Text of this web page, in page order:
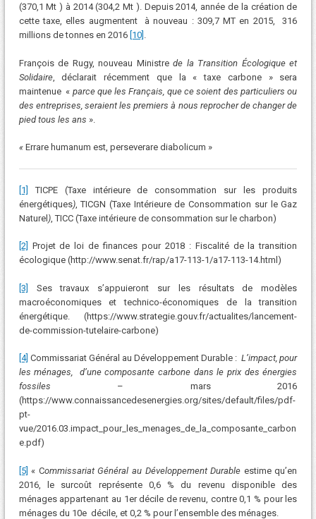
(370,1 Mt ) à 2014 (304,2 Mt ). Depuis 2014, année de la création de
cette taxe, elles augmentent à nouveau : 309,7 MT en 2015, 316
millions de tonnes en 2016 [10] .
François de Rugy, nouveau Ministrede la Transition Écologique et
Solidaire, déclarait récemment que la « taxe carbone » sera
maintenue « parce que les Français, que ce soient des particuliers ou
des entreprises, seraient les premiers à nous reprocher de changer de
pied tous les ans ».
« Errare humanum est, perseverare diabolicum »
[1]
TICPE (Taxe intérieure de consommation sur les produits
énergétiques), TICGN (Taxe Intérieure de Consommation sur le Gaz
Naturel), TICC (Taxe intérieure de consommation sur le charbon)
[2] Projet de loi de finances pour 2018 : Fiscalité de la transition
écologique (http://www.senat.fr/rap/a17-113-1/a17-113-14.html)
[3]
Ses travaux s’appuieront sur les résultats de modèles
macroéconomiques et technico-économiques de la transition
énergétique. (https://www.strategie.gouv.fr/actualites/lancement-
de-commission-tutelaire-carbone)
[4] Commissariat Général au Développement Durable :L’impact, pour
les ménages, d’une composante carbone dans le prix des énergies
fossiles – mars 2016
(https://www.connaissancedesenergies.org/sites/default/files/pdf-
pt-
vue/2016.03.impact_pour_les_menages_de_la_composante_carbon
e.pdf)
[5] « Commissariat Général au Développement Durable estime qu’en
2016, le surcoût représente 0,6 % du revenu disponible des
ménages appartenant au 1er décile de revenu, contre 0,1 % pour les
ménages du 10e décile, et 0,2 % pour l’ensemble des ménages.